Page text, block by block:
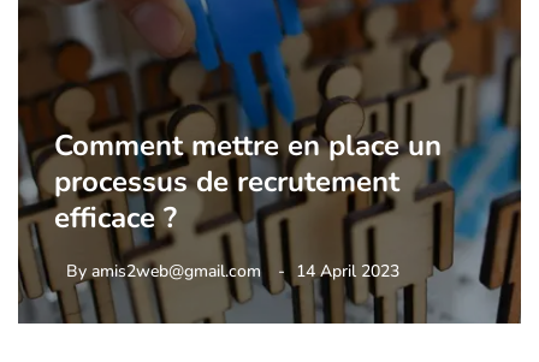
Comment mettre en place un
processus de recrutement
efficace ?
By amis2web@gmail.com 14 April 2023